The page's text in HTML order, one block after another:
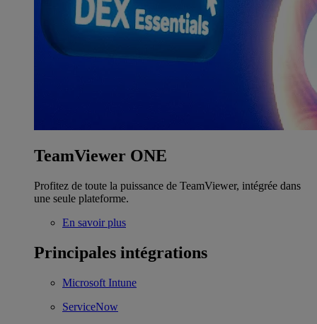
TeamViewer ONE
Profitez de toute la puissance de TeamViewer, intégrée dans
une seule plateforme.
En savoir plus
Principales intégrations
Microsoft Intune
ServiceNow